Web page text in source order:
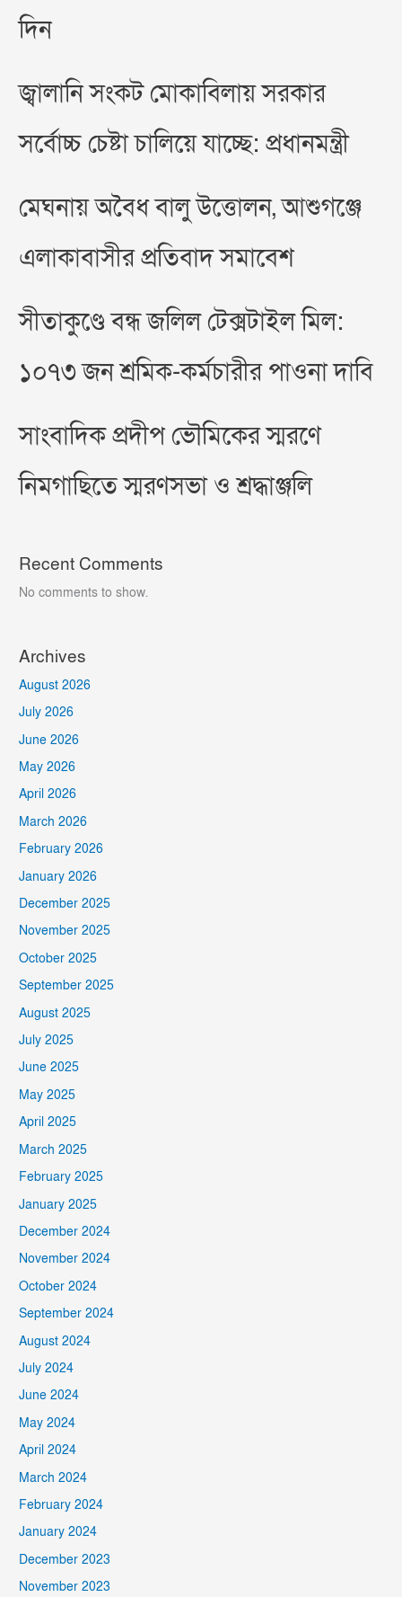
দিন
জ্বালানি সংকট মোকাবিলায় সরকার
সর্বোচ্চ চেষ্টা চালিয়ে যাচ্ছে: প্রধানমন্ত্রী
মেঘনায় অবৈধ বালু উত্তোলন, আশুগঞ্জে
এলাকাবাসীর প্রতিবাদ সমাবেশ
সীতাকুণ্ডে বন্ধ জলিল টেক্সটাইল মিল:
১০৭৩ জন শ্রমিক-কর্মচারীর পাওনা দাবি
সাংবাদিক প্রদীপ ভৌমিকের স্মরণে
নিমগাছিতে স্মরণসভা ও শ্রদ্ধাঞ্জলি
Recent Comments
No comments to show.
Archives
August 2026
July 2026
June 2026
May 2026
April 2026
March 2026
February 2026
January 2026
December 2025
November 2025
October 2025
September 2025
August 2025
July 2025
June 2025
May 2025
April 2025
March 2025
February 2025
January 2025
December 2024
November 2024
October 2024
September 2024
August 2024
July 2024
June 2024
May 2024
April 2024
March 2024
February 2024
January 2024
December 2023
November 2023